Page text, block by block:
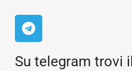
Su telegram trovi